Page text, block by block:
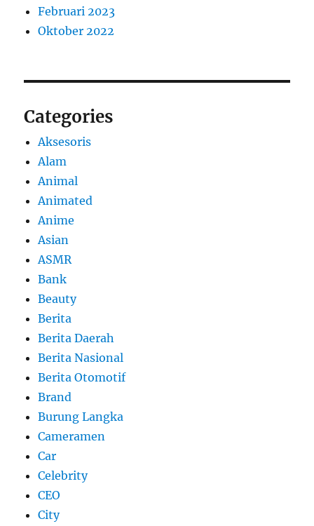
Februari 2023
Oktober 2022
Categories
Aksesoris
Alam
Animal
Animated
Anime
Asian
ASMR
Bank
Beauty
Berita
Berita Daerah
Berita Nasional
Berita Otomotif
Brand
Burung Langka
Cameramen
Car
Celebrity
CEO
City